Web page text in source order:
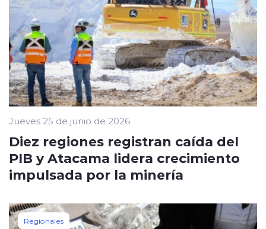
Jueves 25 de junio de 2026
Diez regiones registran caída del
PIB y Atacama lidera crecimiento
impulsada por la minería
Regionales